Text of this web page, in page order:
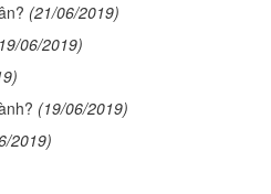
(21/06/2019)
06/2019)
(19/06/2019)
2019)